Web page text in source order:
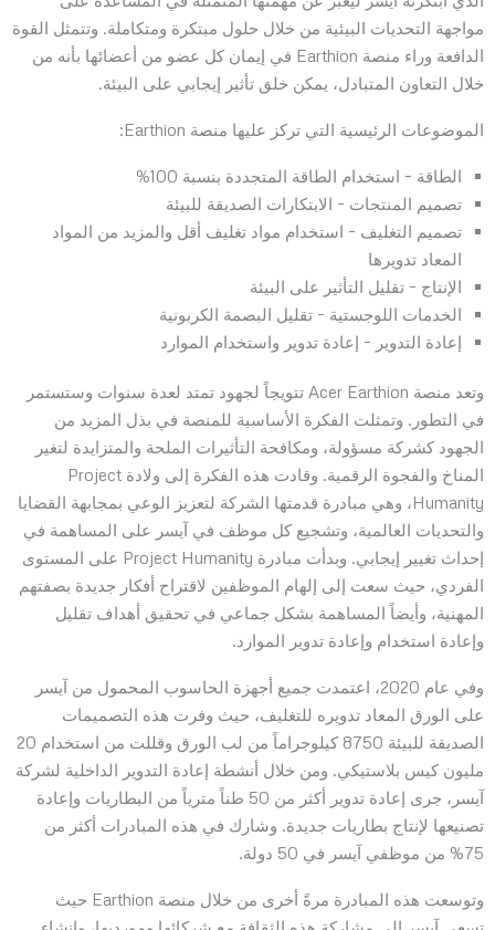
مواجهة التحديات البيئية من خلال حلول مبتكرة ومتكاملة. وتتمثل القوة
الدافعة وراء منصة Earthion في إيمان كل عضو من أعضائها بأنه من
خلال التعاون المتبادل، يمكن خلق تأثير إيجابي على البيئة.
الموضوعات الرئيسية التي تركز عليها منصة Earthion:
الطاقة – استخدام الطاقة المتجددة بنسبة 100%
تصميم المنتجات – الابتكارات الصديقة للبيئة
تصميم التغليف – استخدام مواد تغليف أقل والمزيد من المواد
المعاد تدويرها
الإنتاج – تقليل التأثير على البيئة
الخدمات اللوجستية – تقليل البصمة الكربونية
إعادة التدوير – إعادة تدوير واستخدام الموارد
وتعد منصة Acer Earthion تتويجاً لجهود تمتد لعدة سنوات وستستمر
في التطور. وتمثلت الفكرة الأساسية للمنصة في بذل المزيد من
الجهود كشركة مسؤولة، ومكافحة التأثيرات الملحة والمتزايدة لتغير
المناخ والفجوة الرقمية. وقادت هذه الفكرة إلى ولادة Project
Humanity، وهي مبادرة قدمتها الشركة لتعزيز الوعي بمجابهة القضايا
والتحديات العالمية، وتشجيع كل موظف في آيسر على المساهمة في
إحداث تغيير إيجابي. وبدأت مبادرة Project Humanity على المستوى
الفردي، حيث سعت إلى إلهام الموظفين لاقتراح أفكار جديدة بصفتهم
المهنية، وأيضاً المساهمة بشكل جماعي في تحقيق أهداف تقليل
وإعادة استخدام وإعادة تدوير الموارد.
وفي عام 2020، اعتمدت جميع أجهزة الحاسوب المحمول من آيسر
على الورق المعاد تدويره للتغليف، حيث وفرت هذه التصميمات
الصديقة للبيئة 8750 كيلوجراماً من لب الورق وقللت من استخدام 20
مليون كيس بلاستيكي. ومن خلال أنشطة إعادة التدوير الداخلية لشركة
آيسر، جرى إعادة تدوير أكثر من 50 طناً مترياً من البطاريات وإعادة
تصنيعها لإنتاج بطاريات جديدة. وشارك في هذه المبادرات أكثر من
75% من موظفي آيسر في 50 دولة.
وتوسعت هذه المبادرة مرةً أخرى من خلال منصة Earthion حيث